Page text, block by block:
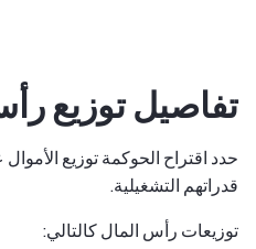
تفاصيل توزيع
حدد اقتراح الحوكمة توزيع
قدراتهم التشغيلية.
توزيعات رأس المال كالتالي: